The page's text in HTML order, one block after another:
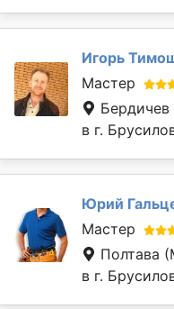
Игорь
Мастер
Бердичев
в г.
Юрий
Мастер
Полтава
в г.